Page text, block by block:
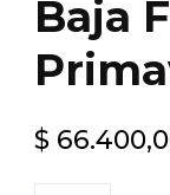
Baja
$